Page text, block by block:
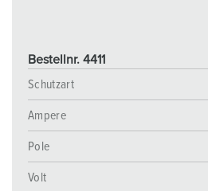
Bestellnr. 4411
Schutzart
Ampere
Pole
Volt